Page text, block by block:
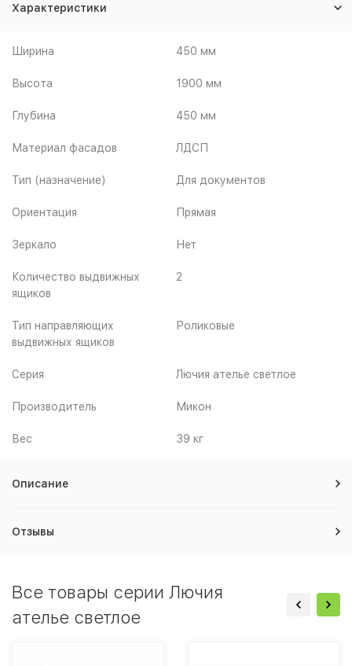
Характеристики
Ширина 450 мм
Высота 1900 мм
Глубина 450 мм
Материал фасадов ЛДСП
Тип (назначение) Для документов
Ориентация Прямая
Зеркало Нет
Количество выдвижных
ящиков
2
Тип направляющих
выдвижных ящиков
Роликовые
Серия Лючия ателье светлое
Производитель Микон
Вес 39 кг
Описание
Отзывы
Все товары серии Лючия
ателье светлое